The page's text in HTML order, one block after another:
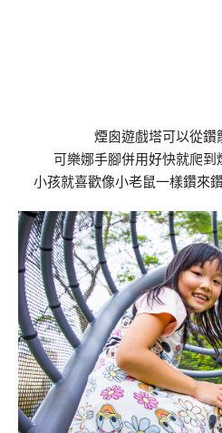
煙囪遊戲塔可以從鑽
可樂娜手腳併用好快就爬到
小孩就喜歡像小老鼠一樣鑽來